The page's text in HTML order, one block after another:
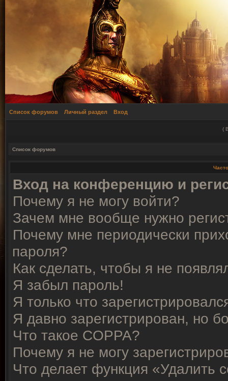
Список форумов Личный раздел Вход
(
Список форумов
Вход на конференцию и
Почему я не могу войти?
Зачем мне вообще нужно
Почему мне периодически
пароля?
Как сделать, чтобы я не
Я забыл пароль!
Я только что
Я давно зарегистрирован, но
Что такое COPPA?
Почему я не могу
Что делает функция «Удалить